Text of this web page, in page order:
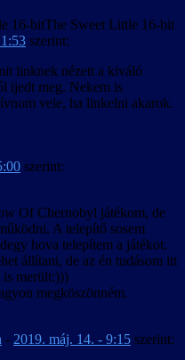
The Sweet Little 16-bit
szerint:
linknek nézett a kiváló
ijedt meg. Nekem is
vele, ha linkelni akarok.
szerint:
Of Chernobyl játékom, de
A telepítő sosem
hova telepítem a játékot.
állítani, de az én tudásom itt
is merült:)))
megköszönném.
- 2019. máj. 14. - 9:15 szerint: